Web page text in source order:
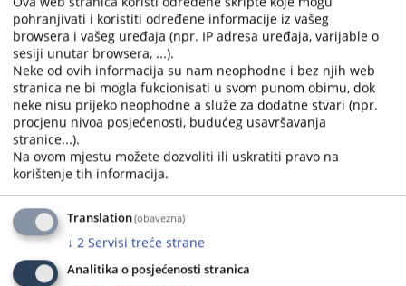
Trenutno nema vijesti
pohranjivati i koristiti određene informacije iz vašeg
browsera i vašeg uređaja (npr. IP adresa uređaja, varijable o
sesiji unutar browsera, ...).
Neke od ovih informacija su nam neophodne i bez njih web
stranica ne bi mogla fukcionisati u svom punom obimu, dok
neke nisu prijeko neophodne a služe za dodatne stvari (npr.
procjenu nivoa posjećenosti, budućeg usavršavanja
stranice...).
Na ovom mjestu možete dozvoliti ili uskratiti pravo na
korištenje tih informacija.
Translation(obavezna)
↓ 2 Servisi treće strane
Analitika o posjećenosti stranica